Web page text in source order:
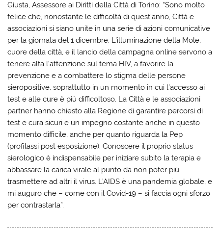
Giusta, Assessore ai Diritti della Città di Torino: “Sono molto
felice che, nonostante le difficoltà di quest’anno, Città e
associazioni si siano unite in una serie di azioni comunicative
per la giornata del 1 dicembre. L’illuminazione della Mole,
cuore della città, e il lancio della campagna online servono a
tenere alta l’attenzione sul tema HIV, a favorire la
prevenzione e a combattere lo stigma delle persone
sieropositive, soprattutto in un momento in cui l’accesso ai
test e alle cure è più difficoltoso. La Città e le associazioni
partner hanno chiesto alla Regione di garantire percorsi di
test e cura sicuri e un impegno costante anche in questo
momento difficile, anche per quanto riguarda la Pep
(profilassi post esposizione). Conoscere il proprio status
sierologico è indispensabile per iniziare subito la terapia e
abbassare la carica virale al punto da non poter più
trasmettere ad altri il virus. L’AIDS è una pandemia globale, e
mi auguro che – come con il Covid-19 – si faccia ogni sforzo
per contrastarla”.